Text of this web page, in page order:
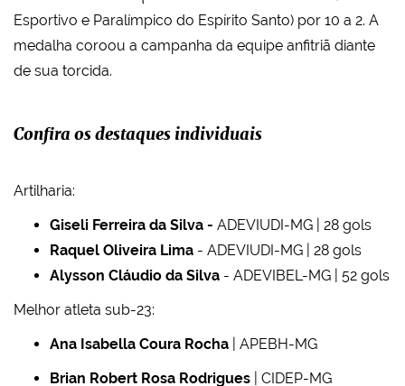
Esportivo e Paralímpico do Espírito Santo) por 10 a 2. A
medalha coroou a campanha da equipe anfitriã diante
de sua torcida.
Confira os destaques individuais
Artilharia:
Giseli Ferreira da Silva - ADEVIUDI-MG | 28 gols
Raquel Oliveira Lima - ADEVIUDI-MG | 28 gols
Alysson Cláudio da Silva - ADEVIBEL-MG | 52 gols
Melhor atleta sub-23:
Ana Isabella Coura Rocha
| APEBH-MG
Brian Robert Rosa Rodrigues | CIDEP-MG